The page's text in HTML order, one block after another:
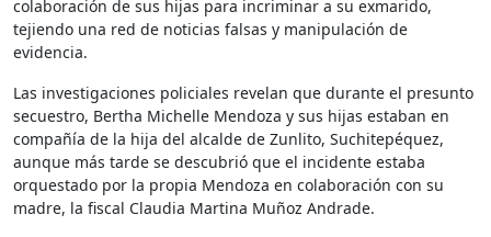
colaboración de sus hijas para incriminar a su exmarido,
tejiendo una red de noticias falsas y manipulación de
evidencia.
Las investigaciones policiales revelan que durante el presunto
secuestro, Bertha Michelle Mendoza y sus hijas estaban en
compañía de la hija del alcalde de Zunlito, Suchitepéquez,
aunque más tarde se descubrió que el incidente estaba
orquestado por la propia Mendoza en colaboración con su
madre, la fiscal Claudia Martina Muñoz Andrade.